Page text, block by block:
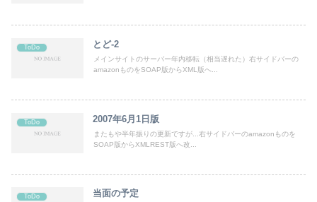
ToDo とど-2
メインサイトのサーバー年内移転（相当遅れた）右サイドバーの
amazonものをSOAP版からXML版へ...
ToDo 2007年6月1日版
またもや半年振りの更新ですが...右サイドバーのamazonものを
SOAP版からXMLREST版へ改...
ToDo 当面の予定